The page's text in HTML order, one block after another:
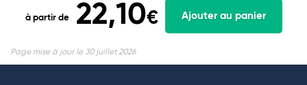
à partir de 22,10€ Ajouter au panier
Page mise à jour le 30 juillet 2026